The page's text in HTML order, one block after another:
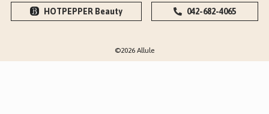
HOTPEPPER Beauty 042-682-4065
©2026 Allule